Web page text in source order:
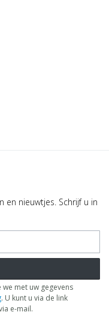
en nieuwtjes. Schrijf u in
we met uw gegevens
. U kunt u via de link
e-mail.